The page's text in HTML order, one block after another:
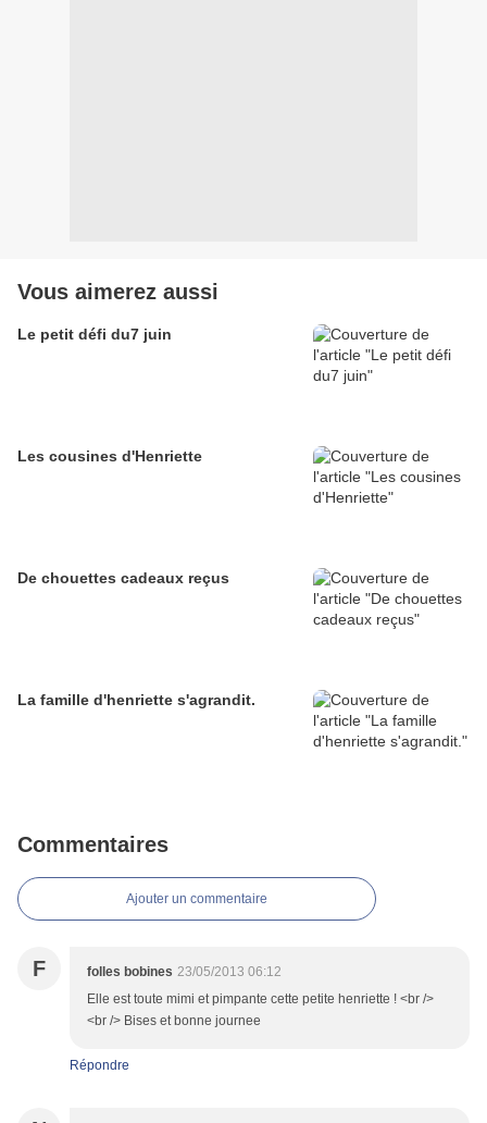
Vous aimerez aussi
Le petit défi du7 juin
Les cousines d'Henriette
De chouettes cadeaux reçus
La famille d'henriette s'agrandit.
Commentaires
Ajouter un commentaire
F folles bobines 23/05/2013 06:12
Elle est toute mimi et pimpante cette petite henriette ! <br />
<br /> Bises et bonne journee
Répondre